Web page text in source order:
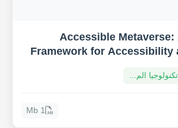
Accessible Metaverse:
Framework for Accessibility
تكنولوجيا الم...
1 Mb